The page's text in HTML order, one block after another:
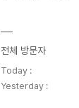
전체 방문자
Today :
Yesterday :